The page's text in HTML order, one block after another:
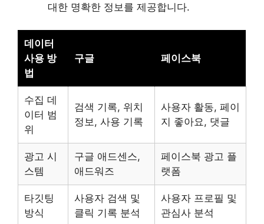
대한 명확한 정보를 제공합니다.
데이터
사용 방
법
구글 페이스북
수집 데
이터 범
위
검색 기록, 위치
정보, 사용 기록
사용자 활동, 페이
지 좋아요, 댓글
광고 시
스템
구글 애드센스,
애드워즈
페이스북 광고 플
랫폼
타깃팅
방식
사용자 검색 및
클릭 기록 분석
사용자 프로필 및
관심사 분석